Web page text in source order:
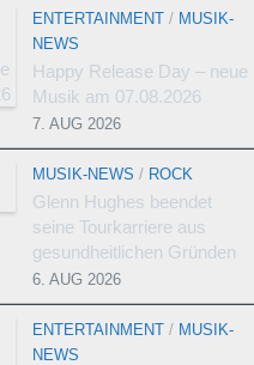
ENTERTAINMENT / MUSIK-
NEWS
Happy Release Day – neue
Musik am 07.08.2026
7. AUG 2026
MUSIK-NEWS / ROCK
Glenn Hughes beendet
seine Tourkarriere aus
gesundheitlichen Gründen
6. AUG 2026
ENTERTAINMENT / MUSIK-
NEWS